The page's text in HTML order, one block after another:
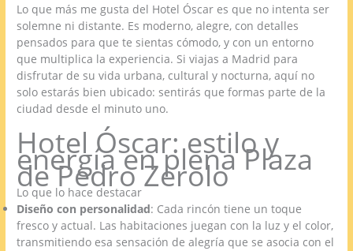
Lo que más me gusta del Hotel Óscar es que no intenta ser
solemne ni distante. Es moderno, alegre, con detalles
pensados para que te sientas cómodo, y con un entorno
que multiplica la experiencia. Si viajas a Madrid para
disfrutar de su vida urbana, cultural y nocturna, aquí no
solo estarás bien ubicado: sentirás que formas parte de la
ciudad desde el minuto uno.
Hotel Óscar: estilo y
energía en plena Plaza
de Pedro Zerolo
Lo que lo hace destacar
Diseño con personalidad: Cada rincón tiene un toque
fresco y actual. Las habitaciones juegan con la luz y el color,
transmitiendo esa sensación de alegría que se asocia con el